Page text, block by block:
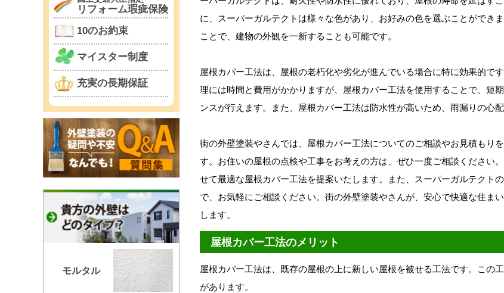
に、スーパーガルテクトは様々な色があり、お好みの色を選ぶことができ
ことで、建物の外観を一新することも可能です。
屋根カバー工法は、屋根の老朽化や劣化が進んでいる場合に特に効果的で
理には時間と費用がかかりますが、屋根カバー工法を使用することで、短
ンスが行えます。また、屋根カバー工法は防水性が高いため、雨漏りの心配
街の外壁塗装やさんでは、屋根カバー工法についてのご相談やお見積もり
す。お住いの屋根の点検や工事をお考えの方は、ぜひ一度ご相談ください
せて最適な屋根カバー工法を提案いたします。また、スーパーガルテクト
で、お気軽にご相談ください。街の外壁塗装やさんが、安心で快適な住ま
します。
屋根カバー工法のメリット
屋根カバー工法は、既存の屋根の上に新しい屋根を被せる工法です。この
があります。
リフォーム瑕疵保険
10のお約束
マイスター制度
充実の長期保証
モルタル